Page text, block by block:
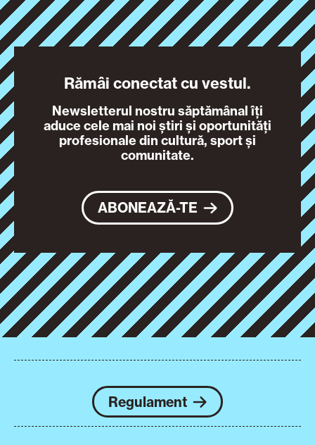
Rămâi conectat cu vestul.
Newsletterul nostru săptămânal îți
aduce cele mai noi știri și oportunități
profesionale din cultură, sport și
comunitate.
ABONEAZĂ-TE
Regulament